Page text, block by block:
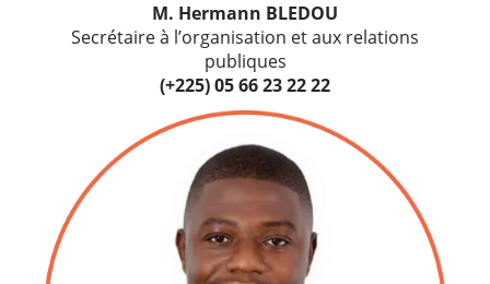
M. Hermann BLEDOU
Secrétaire à l’organisation et aux relations
publiques
(+225) 05 66 23 22 22